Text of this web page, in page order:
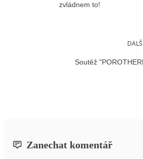
zvládnem to!
Soutěž
Zanechat komentář